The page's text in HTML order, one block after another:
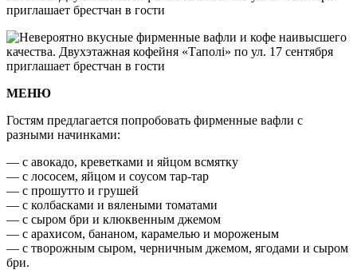
МЕНЮ
Гостям предлагается попробовать фирменные вафли с
разными начинками:
— с авокадо, креветками и яйцом всмятку
— с лососем, яйцом и соусом тар-тар
— с прошутто и грушей
— с колбасками и вялеными томатами
— с сыром бри и клюквенным джемом
— с арахисом, бананом, карамелью и мороженым
— с творожным сыром, черничным джемом, ягодами и сыром
бри.